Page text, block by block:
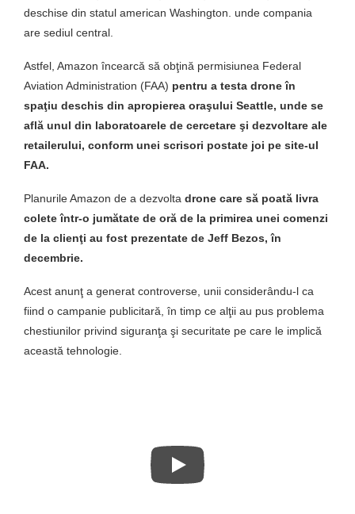
deschise din statul american Washington. unde compania
are sediul central.
Astfel, Amazon încearcă să obţină permisiunea Federal
Aviation Administration (FAA) pentru a testa drone în
spaţiu deschis din apropierea oraşului Seattle, unde se
află unul din laboratoarele de cercetare şi dezvoltare ale
retailerului, conform unei scrisori postate joi pe site-ul
FAA.
Planurile Amazon de a dezvolta drone care să poată livra
colete într-o jumătate de oră de la primirea unei comenzi
de la clienţi au fost prezentate de Jeff Bezos, în
decembrie.
Acest anunţ a generat controverse, unii considerându-l ca
fiind o campanie publicitară, în timp ce alţii au pus problema
chestiunilor privind siguranţa şi securitate pe care le implică
această tehnologie.